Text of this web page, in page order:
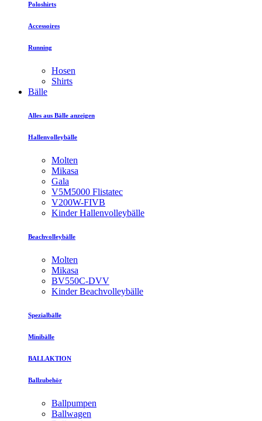
Poloshirts
Accessoires
Running
Hosen
Shirts
Bälle
Alles aus Bälle anzeigen
Hallenvolleybälle
Molten
Mikasa
Gala
V5M5000 Flistatec
V200W-FIVB
Kinder Hallenvolleybälle
Beachvolleybälle
Molten
Mikasa
BV550C-DVV
Kinder Beachvolleybälle
Spezialbälle
Minibälle
BALLAKTION
Ballzubehör
Ballpumpen
Ballwagen